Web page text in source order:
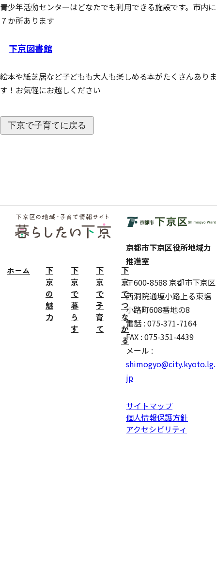
青少年活動センターはどなたでも利用できる施設です。市内に
７か所あります
下京図書館
絵本や紙芝居など子どもも大人も楽しめる本がたくさんありま
す！お気軽にお越しください
下京で子育てに戻る
フッ
ター
ホーム
下
京
の
魅
力
下
京
で
暮
ら
す
下
京
で
子
育
て
下
京
で
つ
な
が
る
京都市下京区役所地域力
推進室
〒600-8588 京都市下京区
西洞院通塩小路上る東塩
小路町608番地の8
電話 : 075-371-7164
FAX : 075-351-4439
メール :
shimogyo@city.kyoto.lg.
jp
サイトマップ
個人情報保護方針
アクセシビリティ